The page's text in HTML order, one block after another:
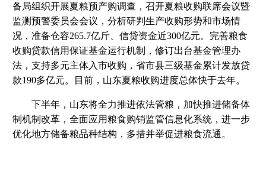
备局组织开展夏粮预产购调查，召开夏粮收购联席会议暨
监测预警委员会会议，分析研判生产收购形势和市场情
况，准备仓容265.7亿斤、信贷资金近300亿元。完善粮食
收购贷款信用保证基金运行机制，修订出台基金管理办
法，支持多元主体入市收购，省市县三级基金累计发放贷
款190多亿元。目前，山东夏粮收购进度总体快于去年。
下半年，山东将全力推进依法管粮，加快推进储备体
制机制改革，全面应用粮食购销监管信息化系统，进一步
优化地方储备粮品种结构，多措并举促进粮食流通。